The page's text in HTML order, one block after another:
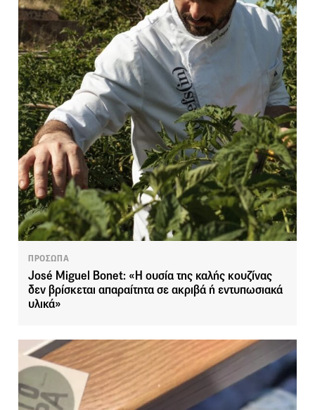
ΠΡΟΣΩΠΑ
José Miguel Bonet: «Η ουσία της καλής κουζίνας
δεν βρίσκεται απαραίτητα σε ακριβά ή εντυπωσιακά
υλικά»